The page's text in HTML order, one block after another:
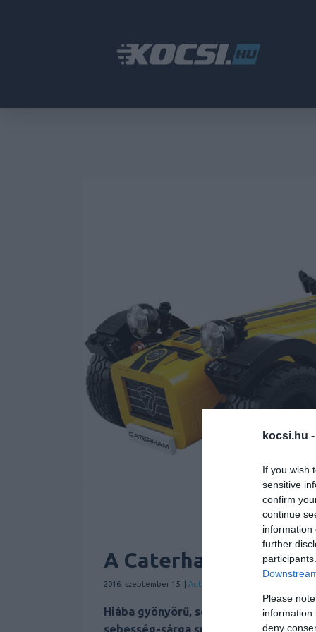
kocsi.hu -
If you wish
sensitive
confirm
continue
information
further
Please
information
deny
A Caterham
2016. szeptember 15. | Autóshír
Hiába gyönyörű, senki sem tudja